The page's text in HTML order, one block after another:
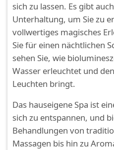
sich zu lassen. Es gibt
Unterhaltung, um Sie zu
vollwertiges magisches
Sie für einen nächtlichen
sehen Sie, wie
Wasser erleuchtet und
Leuchten bringt.
Das hauseigene Spa ist
sich zu entspannen, und
Behandlungen von
Massagen bis hin zu